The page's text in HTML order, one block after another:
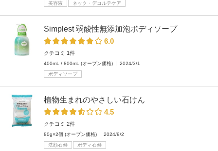
美容液
ネック・デコルテケア
Simplest 弱酸性無添加泡ボディソープ
6.0
クチコミ 1件
400mL / 800mL (オープン価格)
2024/3/1
ボディソープ
植物生まれのやさしい石けん
4.5
クチコミ 2件
80g×2個 (オープン価格)
2024/9/2
洗顔石鹸
ボディ石鹸